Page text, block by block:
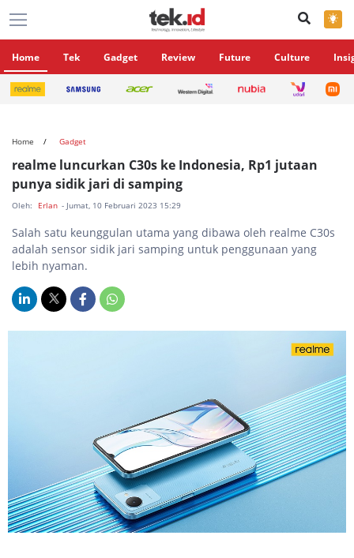
×
Home Tek Gadget Review Future Culture
Home Gadget
realme luncurkan C30s ke Indonesia, Rp1 jutaan
punya sidik jari di samping
Oleh: Erlan - Jumat, 10 Februari 2023 15:29
Salah satu keunggulan utama yang dibawa oleh realme C30s
adalah sensor sidik jari samping untuk penggunaan yang
lebih nyaman.